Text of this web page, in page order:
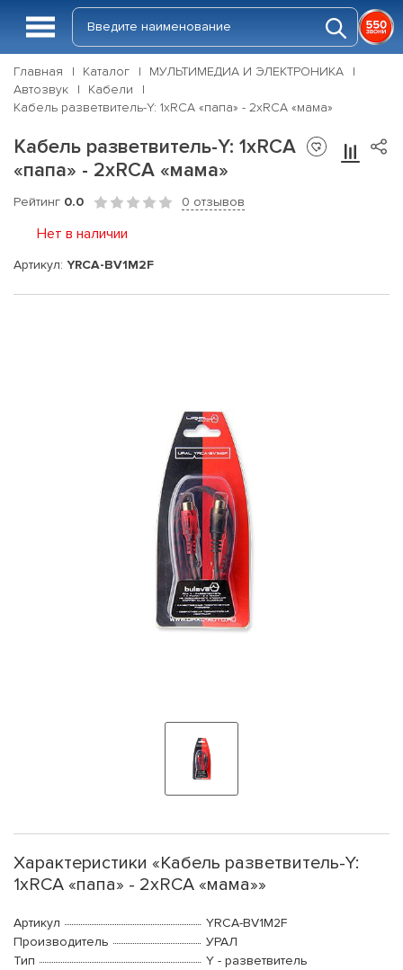
Главная Каталог
МУЛЬТИМЕДИА И ЭЛЕКТРОНИКА
Автозвук
Кабели
Кабель разветвитель-Y: 1хRCA «папа» - 2хRCA «мама»
Кабель разветвитель-Y: 1хRCA
«папа» - 2хRCA «мама»
Рейтинг 0.0 0 отзывов
Нет в наличии
Артикул: YRCA-BV1M2F
Характеристики «Кабель разветвитель-Y:
1хRCA «папа» - 2хRCA «мама»»
Артикул
YRCA-BV1M2F
Производитель
УРАЛ
Тип
Y - разветвитель